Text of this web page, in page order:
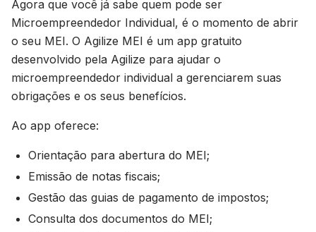
Agora que você já sabe quem pode ser
Microempreendedor Individual, é o momento de abrir
o seu MEI. O Agilize MEI é um app gratuito
desenvolvido pela Agilize para ajudar o
microempreendedor individual a gerenciarem suas
obrigações e os seus benefícios.
Ao app oferece:
Orientação para abertura do MEI;
Emissão de notas fiscais;
Gestão das guias de pagamento de impostos;
Consulta dos documentos do MEI;